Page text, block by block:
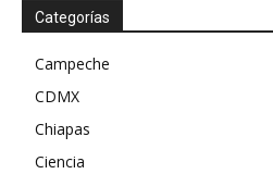
Categorías
Campeche
CDMX
Chiapas
Ciencia